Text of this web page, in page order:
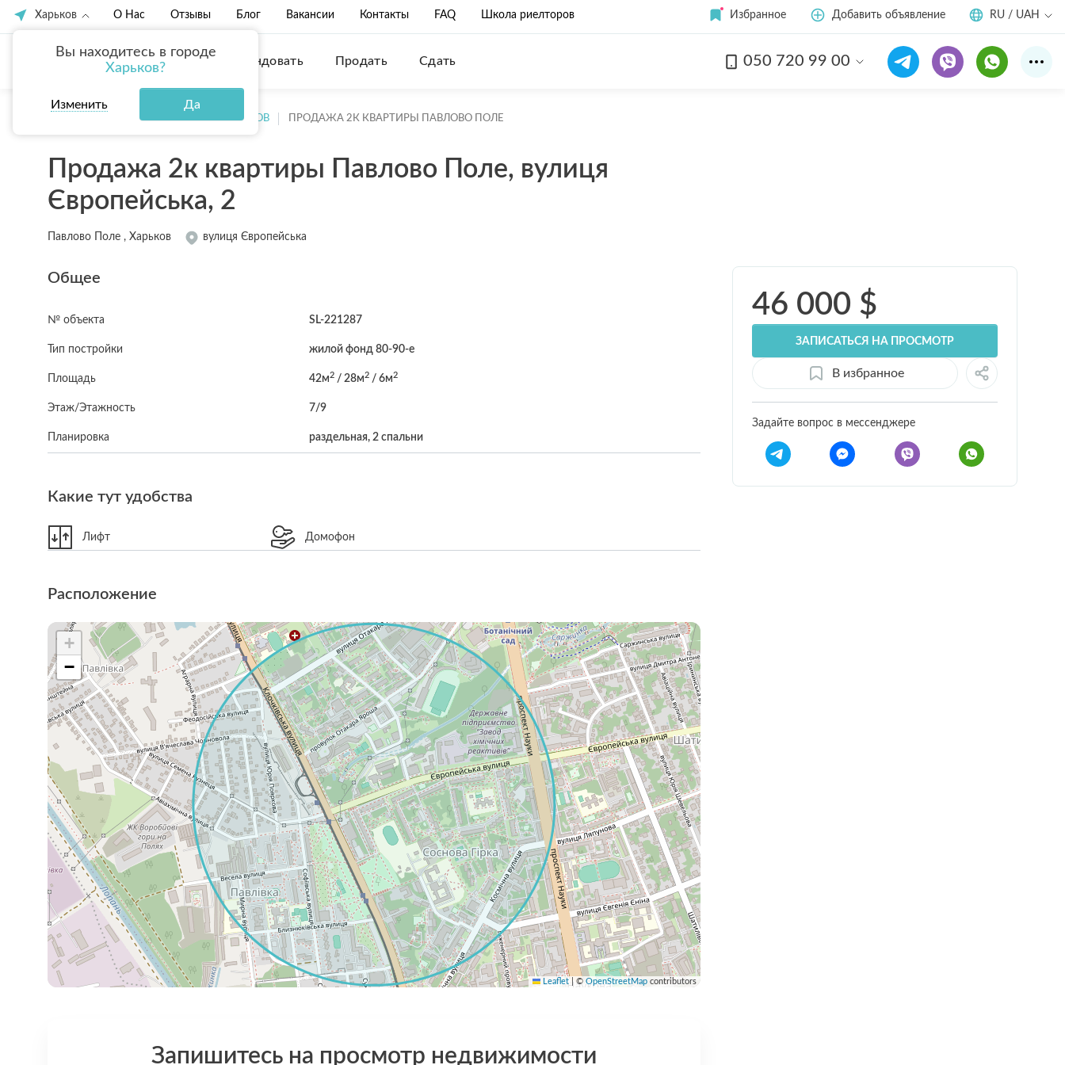
Харьков
Вы находитесь в городе
Харьков?
Изменить Да
О Нас Отзывы Блог Вакансии Контакты FAQ Школа риелторов Избранное Добавить объявление RU / UAH
Купить Арендовать Продать Сдать 050 720 99 00Смотреть все14 фото
ПРОДАЖА КВАРТИР ХАРЬКОВ ПРОДАЖА 2К КВАРТИРЫ ПАВЛОВО ПОЛЕ
Продажа 2к квартиры Павлово Поле, вулиця
Європейська, 2
Павлово Поле , Харьков вулиця Європейська
Общее
№ объекта SL-221287
Тип постройки жилой фонд 80-90-е
Площадь 42м2/ 28м2/ 6м2
Этаж/Этажность 7/9
Планировка раздельная, 2 спальни
Какие тут удобства
Лифт Домофон
Расположение
+
−
Leaflet | © OpenStreetMap contributors
Запишитесь на просмотр недвижимости
46 000 $
ЗАПИСАТЬСЯ НА ПРОСМОТР
В избранное
Задайте вопрос в мессенджере